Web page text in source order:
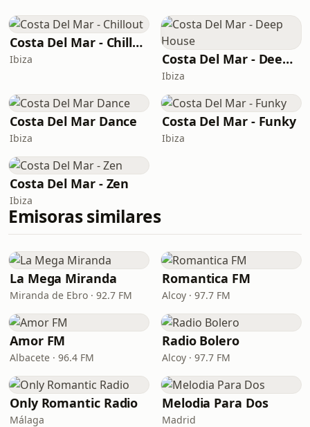
Costa Del Mar - Chillout
Ibiza Costa Del Mar - Deep House
Ibiza
Costa Del Mar Dance
Ibiza
Costa Del Mar - Funky
Ibiza
Costa Del Mar - Zen
Ibiza
Emisoras similares
La Mega Miranda
Miranda de Ebro · 92.7 FM
Romantica FM
Alcoy · 97.7 FM
Amor FM
Albacete · 96.4 FM
Radio Bolero
Alcoy · 97.7 FM
Only Romantic Radio
Málaga
Melodia Para Dos
Madrid